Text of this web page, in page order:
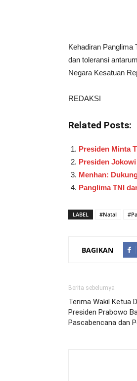
Kehadiran Panglima
dan toleransi
Negara Kesatuan
REDAKSI
Related Posts:
Presiden Minta
Presiden
Menhan:
Panglima TNI
LABEL #Natal
BAGIKAN
Berita sebelumya
Terima Wakil Ketua
Presiden Prabowo
Pascabencana dan